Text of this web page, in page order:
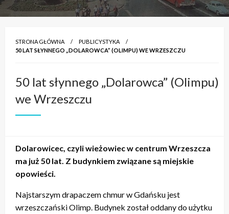
STRONA GŁÓWNA
PUBLICYSTYKA
50 LAT SŁYNNEGO „DOLAROWCA” (OLIMPU) WE WRZESZCZU
50 lat słynnego „Dolarowca” (Olimpu)
we Wrzeszczu
Dolarowicec, czyli wieżowiec w centrum Wrzeszcza
ma już 50 lat. Z budynkiem związane są miejskie
opowieści.
Najstarszym drapaczem chmur w Gdańsku jest
wrzeszczański Olimp. Budynek został oddany do użytku